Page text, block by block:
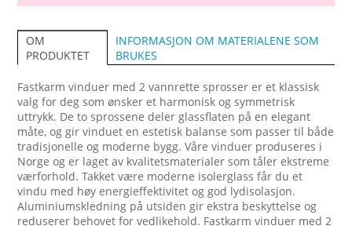
OM
PRODUKTET
INFORMASJON OM MATERIALENE SOM
BRUKES
Fastkarm vinduer med 2 vannrette sprosser er et klassisk
valg for deg som ønsker et harmonisk og symmetrisk
uttrykk. De to sprossene deler glassflaten på en elegant
måte, og gir vinduet en estetisk balanse som passer til både
tradisjonelle og moderne bygg. Våre vinduer produseres i
Norge og er laget av kvalitetsmaterialer som tåler ekstreme
værforhold. Takket være moderne isolerglass får du et
vindu med høy energieffektivitet og god lydisolasjon.
Aluminiumskledning på utsiden gir ekstra beskyttelse og
reduserer behovet for vedlikehold. Fastkarm vinduer med 2